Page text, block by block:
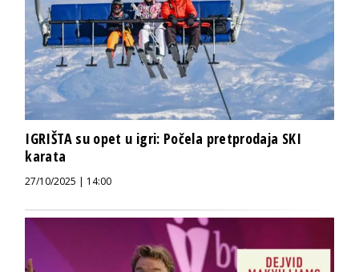
IGRIŠTA su opet u igri: Počela pretprodaja SKI
karata
27/10/2025 | 14:00